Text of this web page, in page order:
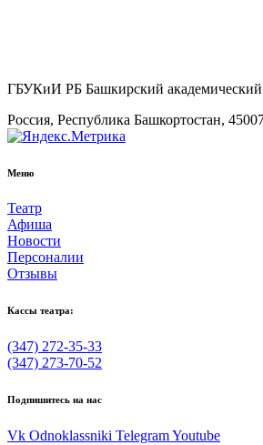
ГБУКиИ РБ Башкирский
Россия, Республика Башкортостан,
Меню
Театр
Афиша
Новости
Персоналии
Отзывы
Кассы театра:
(347) 272-35-33
(347) 273-70-52
Подпишитесь на нас
Vk Odnoklassniki TelegramYoutube